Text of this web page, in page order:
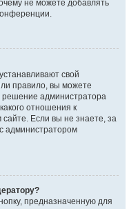
не можете добавлять
свой
правило, вы можете
решение администратора
отношения к
Если вы не знаете, за
администратором
предназначенную для